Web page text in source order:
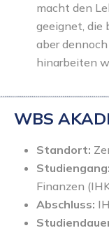
macht den
geeignet, die
aber
hinarbeiten
WBS
Standort:
Studiengang:
Finanzen
Abschluss: